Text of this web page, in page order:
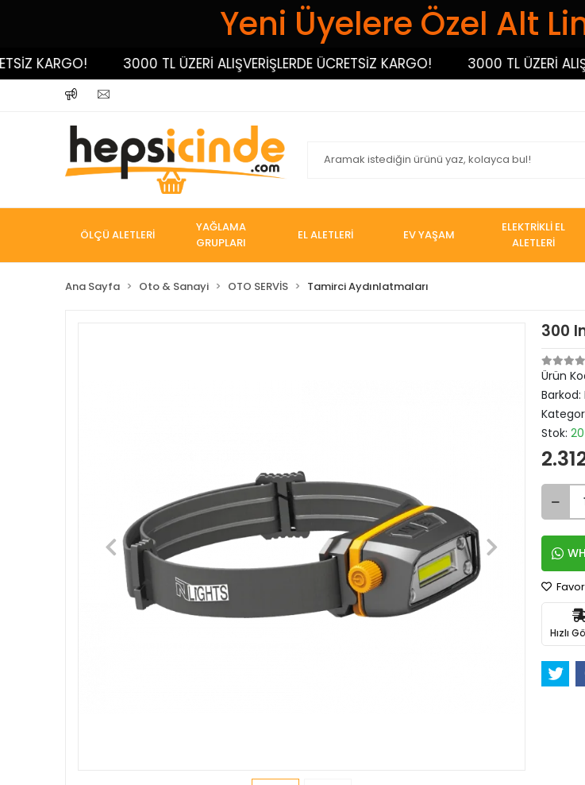
Yeni Üyelere Özel Alt
KARGO! 3000 TL ÜZERİ ALIŞVERİŞLERDE ÜCRETSİZ KARGO! 3000 TL ÜZERİ
ÖLÇÜ ALETLERİ
YAĞLAMA
GRUPLARI
EL ALETLERİ EV YAŞAM
ELEKTRİKLİ EL
ALETLERİ
Ana Sayfa Oto & Sanayi OTO SERVİS Tamirci Aydınlatmaları
300
Ürün
Barkod:
Stok:
Hızlı